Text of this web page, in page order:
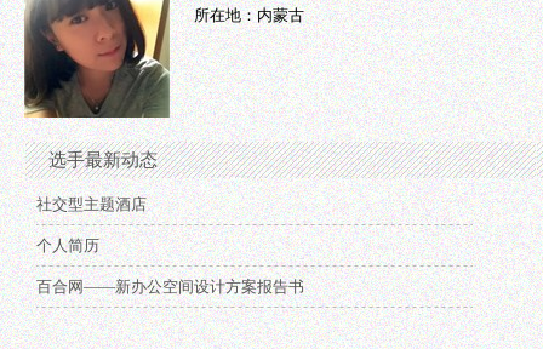
所在地：内蒙古
选手最新动态
社交型主题酒店
个人简历
百合网——新办公空间设计方案报告书